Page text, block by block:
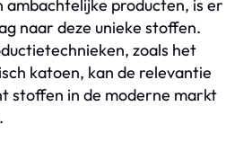
ambachtelijke producten, is er
naar deze unieke stoffen.
zoals het
katoen, kan de relevantie
stoffen in de moderne markt